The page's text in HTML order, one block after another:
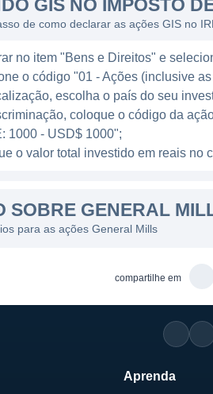
prontos. Essa
se adaptar às tendências do
que inclui tanto opções
da receita da General
em movimento, também
e saudáveis tem sido uma
com a saúde e o bem-estar.
opera em mais de 100 países
Latina, refletindo uma extensa
é conhecida por suas
focando na redução do
de eficiência
GIS NO IMPOSTO
de como declarar as ações GIS no
no item "Bens e Direitos" e
o código "01 - Ações (inclusive
escolha o país do seu
coloque o código da
1000 - USD$ 1000";
o valor total investido em reais no
SOBRE GENERAL
para as ações General Mills
compartilhe em
Aprenda